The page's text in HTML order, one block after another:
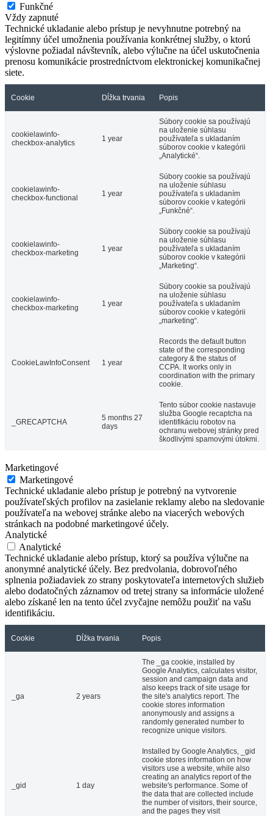
Funkčné
Vždy zapnuté
Technické ukladanie alebo prístup je nevyhnutne potrebný na
legitímny účel umožnenia používania konkrétnej služby, o ktorú
výslovne požiadal návštevník, alebo výlučne na účel uskutočnenia
prenosu komunikácie prostredníctvom elektronickej komunikačnej
siete.
Cookie Dĺžka trvania Popis
cookielawinfo-
checkbox-analytics
1 year
Súbory cookie sa používajú
na uloženie súhlasu
používateľa s ukladaním
súborov cookie v kategórii
„Analytické“.
cookielawinfo-
checkbox-functional
1 year
Súbory cookie sa používajú
na uloženie súhlasu
používateľa s ukladaním
súborov cookie v kategórii
„Funkčné“.
cookielawinfo-
checkbox-marketing
1 year
Súbory cookie sa používajú
na uloženie súhlasu
používateľa s ukladaním
súborov cookie v kategórii
„Marketing“.
cookielawinfo-
checkbox-marketing
1 year
Súbory cookie sa používajú
na uloženie súhlasu
používateľa s ukladaním
súborov cookie v kategórii
„marketing“.
CookieLawInfoConsent 1 year
Records the default button
state of the corresponding
category & the status of
CCPA. It works only in
coordination with the primary
cookie.
_GRECAPTCHA
5 months 27
days
Tento súbor cookie nastavuje
služba Google recaptcha na
identifikáciu robotov na
ochranu webovej stránky pred
škodlivými spamovými útokmi.
Marketingové
Marketingové
Technické ukladanie alebo prístup je potrebný na vytvorenie
používateľských profilov na zasielanie reklamy alebo na sledovanie
používateľa na webovej stránke alebo na viacerých webových
stránkach na podobné marketingové účely.
Analytické
Analytické
Technické ukladanie alebo prístup, ktorý sa používa výlučne na
anonymné analytické účely. Bez predvolania, dobrovoľného
splnenia požiadaviek zo strany poskytovateľa internetových služieb
alebo dodatočných záznamov od tretej strany sa informácie uložené
alebo získané len na tento účel zvyčajne nemôžu použiť na vašu
identifikáciu.
Cookie Dĺžka trvania Popis
_ga 2 years
The _ga cookie, installed by
Google Analytics, calculates visitor,
session and campaign data and
also keeps track of site usage for
the site's analytics report. The
cookie stores information
anonymously and assigns a
randomly generated number to
recognize unique visitors.
_gid 1 day
Installed by Google Analytics, _gid
cookie stores information on how
visitors use a website, while also
creating an analytics report of the
website's performance. Some of
the data that are collected include
the number of visitors, their source,
and the pages they visit